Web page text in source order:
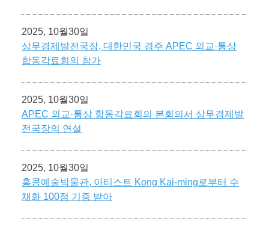
2025, 10월30일
상무경제발전국장, 대한민국 경주 APEC 외교·통상
합동각료회의 참가
2025, 10월30일
APEC 외교·통상 합동각료회의 본회의서 상무경제발
전국장의 연설
2025, 10월30일
홍콩예술박물관, 아티스트 Kong Kai-ming로부터 수
채화 100점 기증 받아